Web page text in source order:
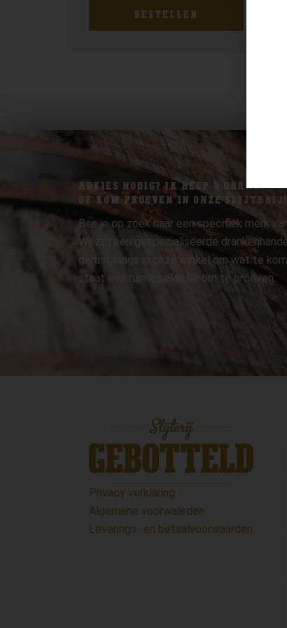
BESTELLEN
ADVIES NODIG? IK HELP U GRAAG.
OF KOM PROEVEN IN ONZE SLIJTERIJ!
Ben je op zoek naar een specifiek merk
Wij zijn een gespecialiseerde
gerust langs in onze winkel om wat te
staat een ruime selectie om te proeven.
Privacy verklaring
Algemene voorwaarden
Leverings- en betaalvoorwaarden